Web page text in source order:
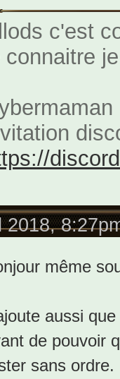
c'est
connaitre
2018,
même
aussi
de pouvoir
sans